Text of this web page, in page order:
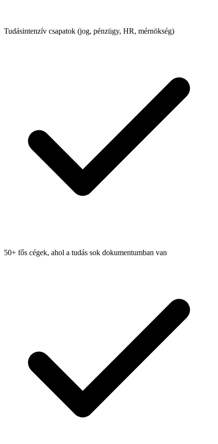
Tudásintenzív csapatok (jog, pénzügy, HR, mérnökség)
50+ fős cégek, ahol a tudás sok dokumentumban van